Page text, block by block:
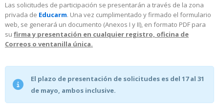
Las solicitudes de participación se presentarán a través de la zona
privada de Educarm. Una vez cumplimentado y firmado el formulario
web, se generará un documento (Anexos I y II), en formato PDF para
su firma y presentación en cualquier registro, oficina de
Correos o ventanilla única.
El plazo de presentación de solicitudes es del 17 al 31
de mayo, ambos inclusive.